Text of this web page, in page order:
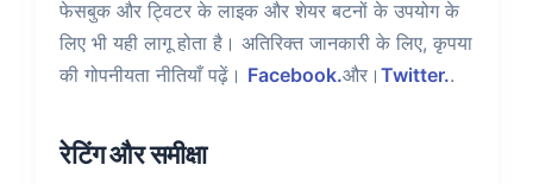
फेसबुक और ट्विटर के लाइक और शेयर बटनों के उपयोग के
लिए भी यही लागू होता है। अतिरिक्त जानकारी के लिए, कृपया
की गोपनीयता नीतियाँ पढ़ें। Facebook.और। Twitter..
रेटिंग और समीक्षा